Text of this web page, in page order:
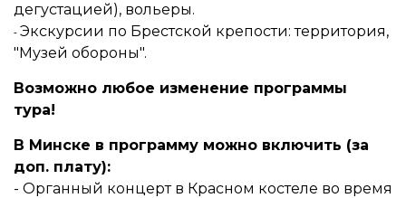
дегустацией), вольеры.
- Экскурсии по Брестской крепости: территория,
"Музей обороны".
Возможно любое изменение программы
тура!
В Минске в программу можно включить (за
доп. плату):
- Органный концерт в Красном костеле во время